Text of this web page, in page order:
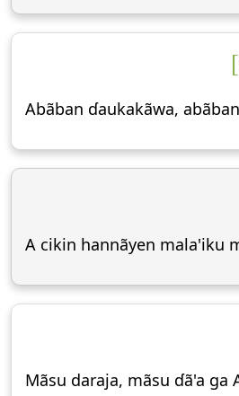
Abãban ɗaukakãwa,
A cikin hannãyen mala'iku
Mãsu daraja, mãsu ɗã'a ga